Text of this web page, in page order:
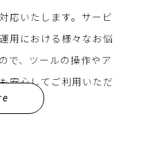
応いたします。サービ
用における様々なお悩
で、ツールの操作やア
安心してご利用いただ